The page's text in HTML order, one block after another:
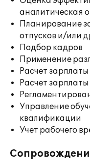
аналитическая
Планирование
отпусков и/или
Подбор кадров
Применение
Расчет зарплаты
Расчет
Управление
квалификации
Учет рабочего